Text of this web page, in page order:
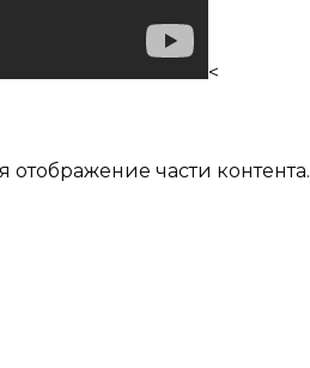
<
части контента.